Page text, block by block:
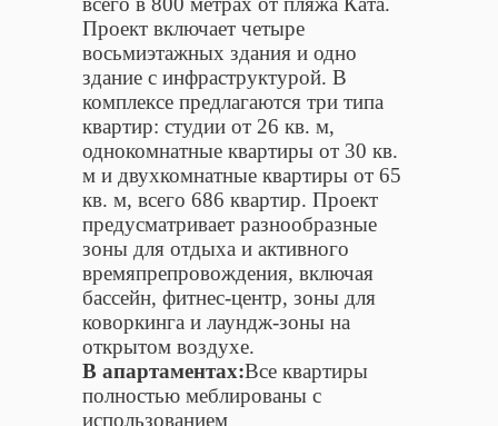
Проект включает четыре
восьмиэтажных здания и одно
здание с инфраструктурой. В
комплексе предлагаются три типа
квартир: студии от 26 кв. м,
однокомнатные квартиры от 30 кв.
м и двухкомнатные квартиры от 65
кв. м, всего 686 квартир. Проект
предусматривает разнообразные
зоны для отдыха и активного
времяпрепровождения, включая
бассейн, фитнес-центр, зоны для
коворкинга и лаундж-зоны на
открытом воздухе.
В апартаментах:Все квартиры
полностью меблированы с
использованием